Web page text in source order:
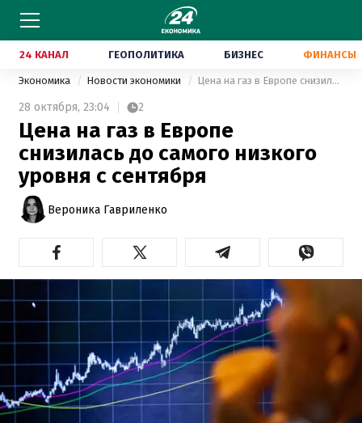
24 КАНАЛ ГЕОПОЛИТИКА БИЗНЕС ФИНАНСЫ
Экономика Новости экономики Цена на газ в Европе снизилась до самого низкого уровня с сентября
28 октября, 23:04 2
Цена на газ в Европе
снизилась до самого низкого
уровня с сентября
Вероника Гавриленко